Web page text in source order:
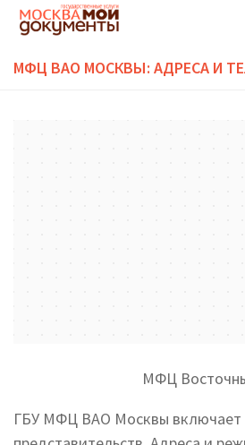
МФЦ ВАО МОСКВЫ: АДРЕСА И
МФЦ
ГБУ МФЦ ВАО Москвы включает